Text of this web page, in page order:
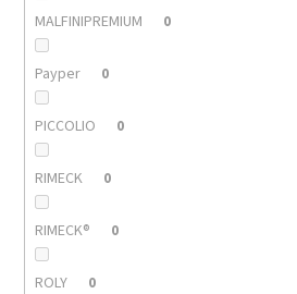
MALFINIPREMIUM 0
Payper 0
PICCOLIO 0
RIMECK 0
RIMECK® 0
ROLY 0